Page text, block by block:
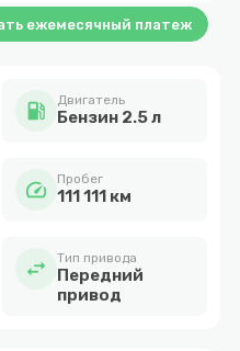
ежемесячный платеж
local_gas_station Двигатель
Бензин 2.5 л
speed Пробег
111 111 км
swap_horiz Тип привода
Передний
привод